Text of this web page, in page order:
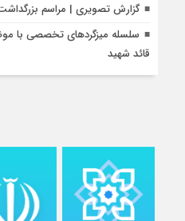
گزارش تصویری | مراسم
سلسله میزگردهای تخصصی با
قائد شهید